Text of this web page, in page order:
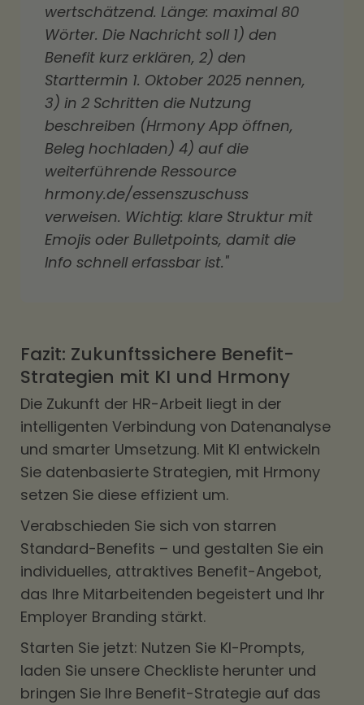
wertschätzend. Länge: maximal 80
Wörter. Die Nachricht soll 1) den
Benefit kurz erklären, 2) den
Starttermin 1. Oktober 2025 nennen,
3) in 2 Schritten die Nutzung
beschreiben (Hrmony App öffnen,
Beleg hochladen) 4) auf die
weiterführende Ressource
hrmony.de/essenszuschuss
verweisen. Wichtig: klare Struktur mit
Emojis oder Bulletpoints, damit die
Info schnell erfassbar ist."
Fazit: Zukunftssichere Benefit-
Strategien mit KI und Hrmony
Die Zukunft der HR-Arbeit liegt in der
intelligenten Verbindung von Datenanalyse
und smarter Umsetzung. Mit KI entwickeln
Sie datenbasierte Strategien, mit Hrmony
setzen Sie diese effizient um.
Verabschieden Sie sich von starren
Standard-Benefits – und gestalten Sie ein
individuelles, attraktives Benefit-Angebot,
das Ihre Mitarbeitenden begeistert und Ihr
Employer Branding stärkt.
Starten Sie jetzt: Nutzen Sie KI-Prompts,
laden Sie unsere Checkliste herunter und
bringen Sie Ihre Benefit-Strategie auf das